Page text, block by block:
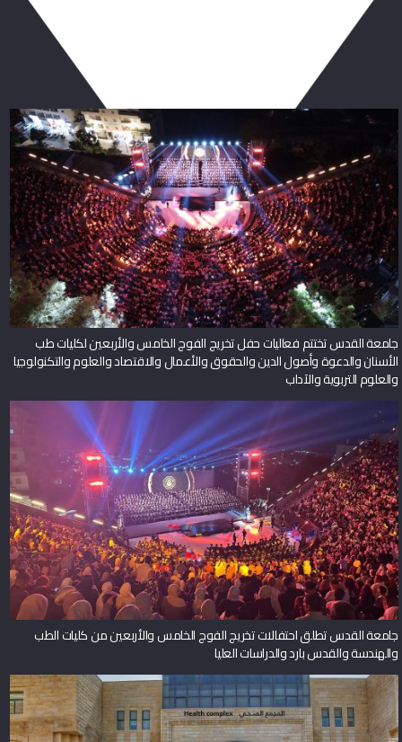
جامعة القدس تختتم فعاليات حفل تخريج الفوج الخامس والأربعين لكليات طب
الأسنان والدعوة وأصول الدين والحقوق والأعمال والاقتصاد والعلوم والتكنولوجيا
والعلوم التربوية والآداب
جامعة القدس تطلق احتفالات تخريج الفوج الخامس والأربعين من كليات الطب
والهندسة والقدس بارد والدراسات العليا